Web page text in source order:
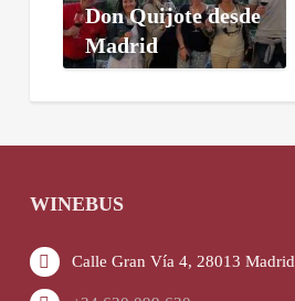
Don Quijote desde
Madrid
WINEBUS
Calle Gran Vía 4, 28013 Madrid